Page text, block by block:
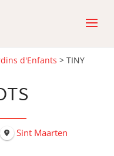
d'Enfants >TINY
Sint Maarten